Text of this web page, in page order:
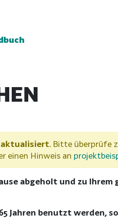
aktualisiert. Bitte überprüfe
einen Hinweis an
abgeholt und zu
Jahren benutzt werden,